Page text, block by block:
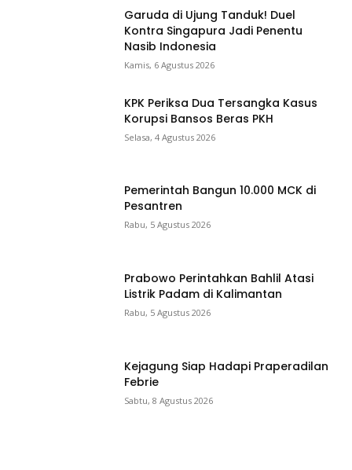
Garuda di Ujung Tanduk! Duel
Kontra Singapura Jadi Penentu
Nasib Indonesia
Kamis, 6 Agustus 2026
KPK Periksa Dua Tersangka Kasus
Korupsi Bansos Beras PKH
Selasa, 4 Agustus 2026
Pemerintah Bangun 10.000 MCK di
Pesantren
Rabu, 5 Agustus 2026
Prabowo Perintahkan Bahlil Atasi
Listrik Padam di Kalimantan
Rabu, 5 Agustus 2026
Kejagung Siap Hadapi Praperadilan
Febrie
Sabtu, 8 Agustus 2026